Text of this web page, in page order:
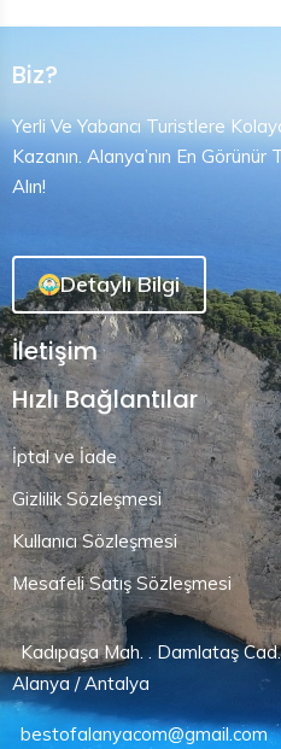
Biz?
Yerli Ve Yabancı Turistlere
Kazanın. Alanya’nın En
Alın!
Detaylı Bilgi
İletişim
Hızlı Bağlantılar
İptal ve İade
Gizlilik Sözleşmesi
Kullanıcı Sözleşmesi
Mesafeli Satış Sözleşmesi
Kadıpaşa Mah. . Damlataş
Alanya / Antalya
bestofalanyacom@gmail.com